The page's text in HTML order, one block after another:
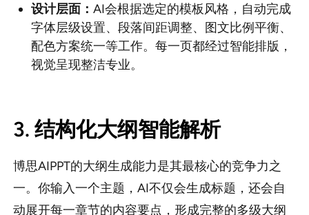
设计层面： AI会根据选定的模板风格，自动完成
字体层级设置、段落间距调整、图文比例平衡、
配色方案统一等工作。每一页都经过智能排版，
视觉呈现整洁专业。
3. 结构化大纲智能解析
博思AIPPT的大纲生成能力是其最核心的竞争力之
一。你输入一个主题，AI不仅会生成标题，还会自
动展开每一章节的内容要点，形成完整的多级大纲